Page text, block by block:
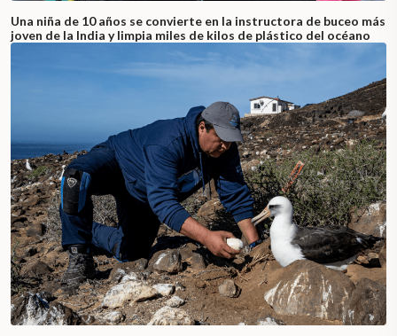
Una niña de 10 años se convierte en la instructora de buceo más
joven de la India y limpia miles de kilos de plástico del océano